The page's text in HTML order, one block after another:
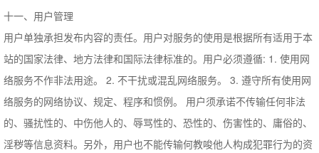
十一、用户管理
用户单独承担发布内容的责任。用户对服务的使用是根据所有适用于本
站的国家法律、地方法律和国际法律标准的。用户必须遵循: 1. 使用网
络服务不作非法用途。 2. 不干扰或混乱网络服务。 3. 遵守所有使用网
络服务的网络协议、规定、程序和惯例。 用户须承诺不传输任何非法
的、骚扰性的、中伤他人的、辱骂性的、恐性的、伤害性的、庸俗的、
淫秽等信息资料。另外，用户也不能传输何教唆他人构成犯罪行为的资